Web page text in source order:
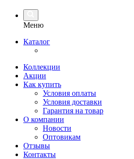
Меню
Каталог
Коллекции
Акции
Как купить
Условия оплаты
Условия доставки
Гарантия на товар
О компании
Новости
Оптовикам
Отзывы
Контакты